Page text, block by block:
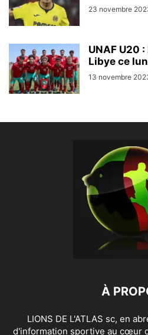
23 novembre
UNAF U20
Libye ce
13 novembre
À
LIONS DE L'ATLAS sc, en
d'information sportive au cœur